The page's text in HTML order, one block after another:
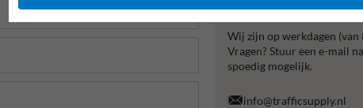
Wij zijn op werkdagen
Vragen? Stuur een e-mail
spoedig mogelijk.
info@trafficsupply.nl